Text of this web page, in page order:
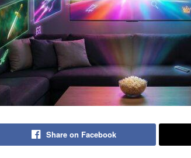
Share on Facebook